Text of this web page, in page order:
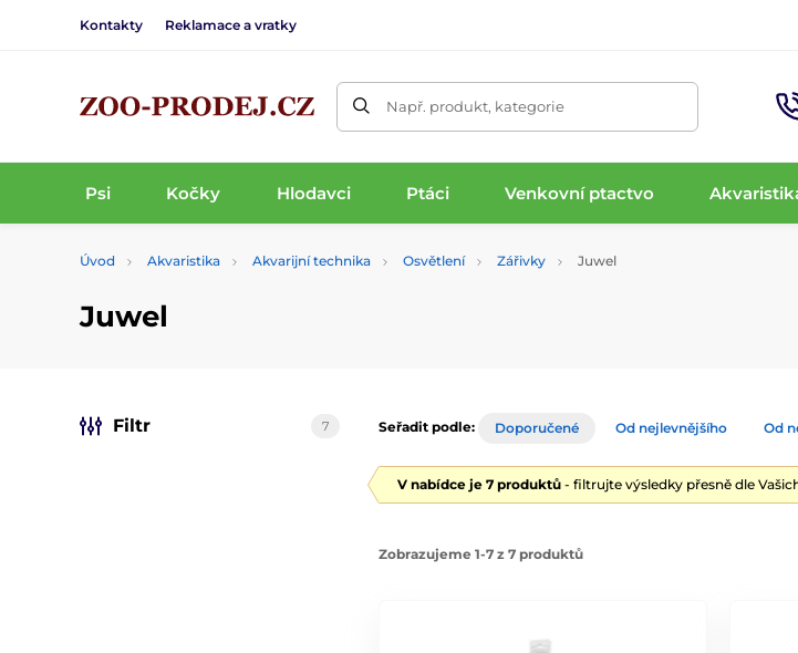
Kontakty Reklamace a vratky
Např. produkt, kategorie
Psi Kočky Hlodavci Ptáci Venkovní ptactvo
Úvod Akvaristika Akvarijní technika Osvětlení Zářivky Juwel
Juwel
Filtr 7 Seřadit podle: Doporučené Od nejlevnějšího Od
V nabídce je 7 produktů - filtrujte výsledky přesně dle
Zobrazujeme 1-7 z 7 produktů